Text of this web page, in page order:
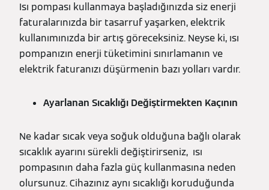
Isı pompası kullanmaya başladığınızda siz enerji
faturalarınızda bir tasarruf yaşarken, elektrik
kullanımınızda bir artış göreceksiniz. Neyse ki, ısı
pompanızın enerji tüketimini sınırlamanın ve
elektrik faturanızı düşürmenin bazı yolları vardır.
Ayarlanan Sıcaklığı Değiştirmekten Kaçının
Ne kadar sıcak veya soğuk olduğuna bağlı olarak
sıcaklık ayarını sürekli değiştirirseniz, ısı
pompasının daha fazla güç kullanmasına neden
olursunuz. Cihazınız aynı sıcaklığı koruduğunda